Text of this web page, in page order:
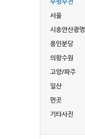
서울
시흥안산광명
용인분당
의왕수원
고양/파주
일산
먼곳
기타사진